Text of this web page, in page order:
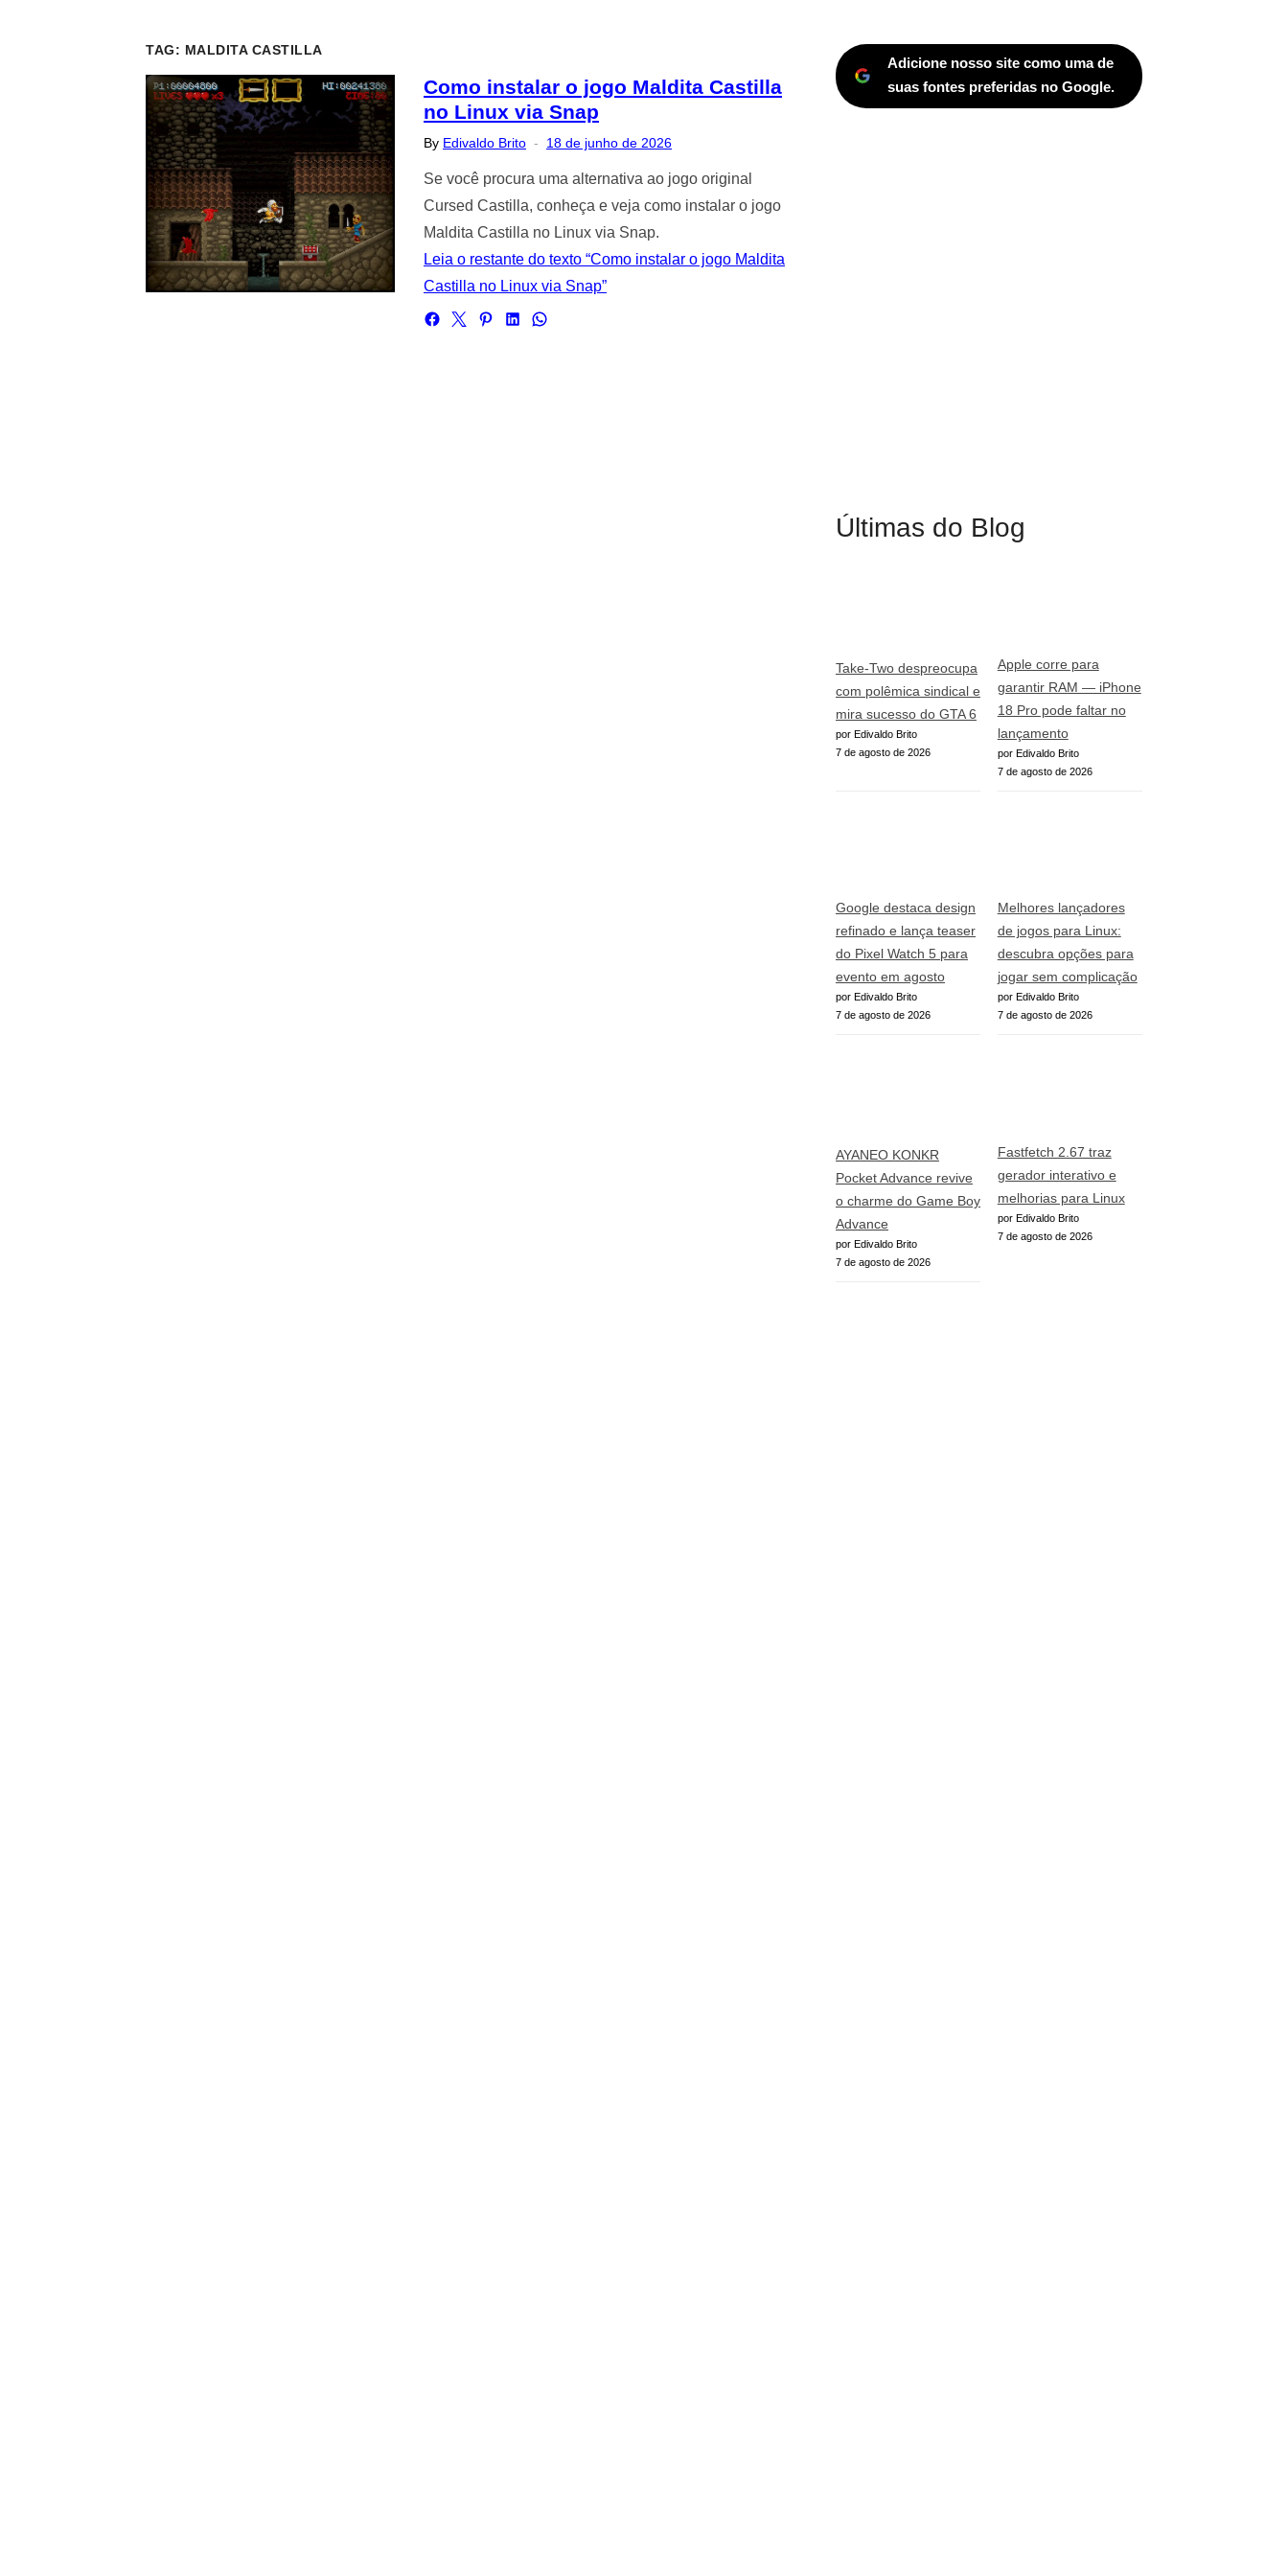
TAG: MALDITA CASTILLA
Como instalar o jogo Maldita Castilla
no Linux via Snap
By Edivaldo Brito
Posted
18 de junho de 2026
Se você procura uma alternativa ao jogo original
Cursed Castilla, conheça e veja como instalar o jogo
Maldita Castilla no Linux via Snap.
Leia o restante do texto “Como instalar o jogo Maldita
Castilla no Linux via Snap”
Adicione nosso site como uma de
suas fontes preferidas no Google.
Últimas do Blog
Take-Two despreocupa
com polêmica sindical e
mira sucesso do GTA 6
por Edivaldo Brito
7 de agosto de 2026
Apple corre para
garantir RAM — iPhone
18 Pro pode faltar no
lançamento
por Edivaldo Brito
7 de agosto de 2026
Google destaca design
refinado e lança teaser
do Pixel Watch 5 para
evento em agosto
por Edivaldo Brito
7 de agosto de 2026
Melhores lançadores
de jogos para Linux:
descubra opções para
jogar sem complicação
por Edivaldo Brito
7 de agosto de 2026
AYANEO KONKR
Pocket Advance revive
o charme do Game Boy
Advance
por Edivaldo Brito
7 de agosto de 2026
Fastfetch 2.67 traz
gerador interativo e
melhorias para Linux
por Edivaldo Brito
7 de agosto de 2026